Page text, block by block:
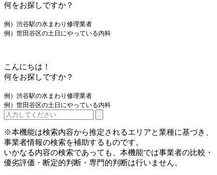
何をお探しですか？
例）渋谷駅の水まわり修理業者
例）世田谷区の土日にやっている内科
こんにちは！
何をお探しですか？
例）渋谷駅の水まわり修理業者
例）世田谷区の土日にやっている内科
※本機能は検索内容から推定されるエリアと業種に基づき、
事業者情報の検索を補助するものです。
いかなる内容の検索であっても、本機能では事業者の比較・
優劣評価・断定的判断・専門的判断は行いません。